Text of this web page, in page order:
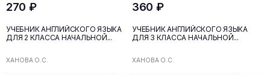
270 ₽
УЧЕБНИК АНГЛИЙСКОГО ЯЗЫКА
ДЛЯ 2 КЛАССА НАЧАЛЬНОЙ...
ХАНОВА О.С.
360 ₽
УЧЕБНИК АНГЛИЙСКОГО ЯЗЫКА
ДЛЯ 3 КЛАССА НАЧАЛЬНОЙ...
ХАНОВА О.С.